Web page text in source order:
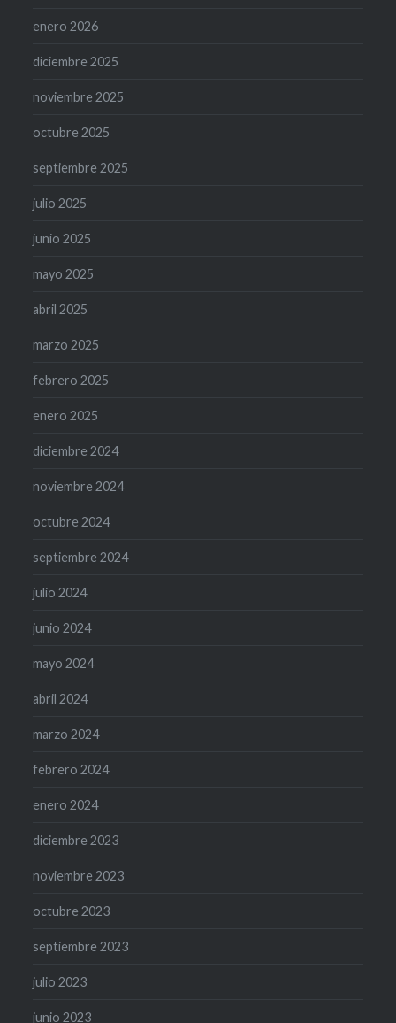
enero 2026
diciembre 2025
noviembre 2025
octubre 2025
septiembre 2025
julio 2025
junio 2025
mayo 2025
abril 2025
marzo 2025
febrero 2025
enero 2025
diciembre 2024
noviembre 2024
octubre 2024
septiembre 2024
julio 2024
junio 2024
mayo 2024
abril 2024
marzo 2024
febrero 2024
enero 2024
diciembre 2023
noviembre 2023
octubre 2023
septiembre 2023
julio 2023
junio 2023